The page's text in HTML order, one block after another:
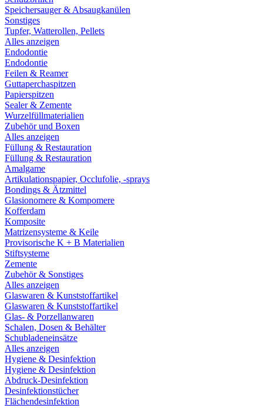
Speichersauger & Absaugkanülen
Sonstiges
Tupfer, Watterollen, Pellets
Alles anzeigen
Endodontie
Endodontie
Feilen & Reamer
Guttaperchaspitzen
Papierspitzen
Sealer & Zemente
Wurzelfüllmaterialien
Zubehör und Boxen
Alles anzeigen
Füllung & Restauration
Füllung & Restauration
Amalgame
Artikulationspapier, Occlufolie, -sprays
Bondings & Ätzmittel
Glasionomere & Kompomere
Kofferdam
Komposite
Matrizensysteme & Keile
Provisorische K + B Materialien
Stiftsysteme
Zemente
Zubehör & Sonstiges
Alles anzeigen
Glaswaren & Kunststoffartikel
Glaswaren & Kunststoffartikel
Glas- & Porzellanwaren
Schalen, Dosen & Behälter
Schubladeneinsätze
Alles anzeigen
Hygiene & Desinfektion
Hygiene & Desinfektion
Abdruck-Desinfektion
Desinfektionstücher
Flächendesinfektion